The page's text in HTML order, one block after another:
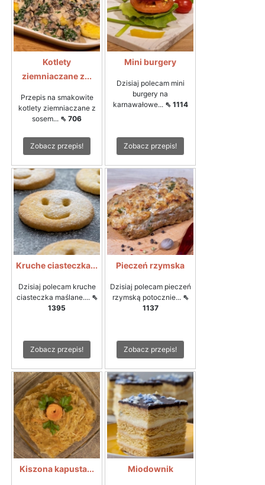
Kotlety
ziemniaczane z...
Przepis na smakowite
kotlety ziemniaczane z
sosem... ⇖ 706
Zobacz przepis!
Mini burgery
Dzisiaj polecam mini
burgery na
karnawałowe... ⇖ 1114
Zobacz przepis!
Kruche ciasteczka...
Dzisiaj polecam kruche
ciasteczka maślane.... ⇖
1395
Zobacz przepis!
Pieczeń rzymska
Dzisiaj polecam pieczeń
rzymską potocznie... ⇖
1137
Zobacz przepis!
Kiszona kapusta... Miodownik